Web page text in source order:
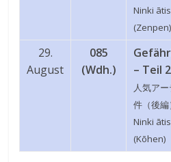
Ninki
(Zenpen)
29.
August
085
(Wdh.)
– Teil 2
人気ア
件（後編
Ninki
(Kōhen)